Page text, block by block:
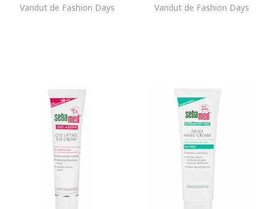
Vandut de Fashion Days Vandut de Fashion Days